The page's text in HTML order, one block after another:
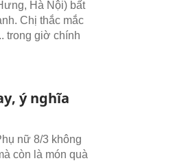
Hà Nội) bất
Chị thắc mắc
trong giờ chính
ý nghĩa
nữ 8/3 không
còn là món quà